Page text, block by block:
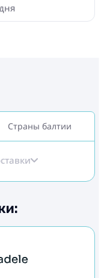
Страны балтии